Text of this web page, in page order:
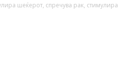
шеќерот, спречува рак,